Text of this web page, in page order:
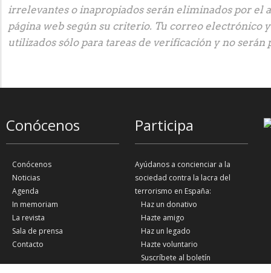
irrelevantes o inapropiados serán eliminados por el
página web según su criterio. Tu correo electrónico
utilizados sólo para tareas de verificación y no serán
Conócenos
Conócenos
Noticias
Agenda
In memoriam
La revista
Sala de prensa
Contacto
Participa
Ayúdanos a concienciar a la
sociedad contra la lacra del
terrorismo en España:
Haz un donativo
Hazte amigo
Haz un legado
Hazte voluntario
Suscríbete al boletín